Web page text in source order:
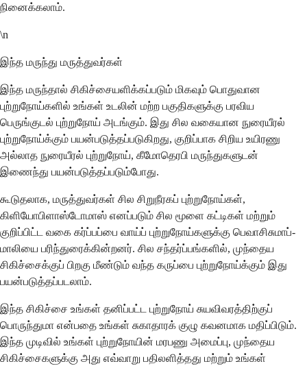
நினைக்கலாம்.
\n
இந்த மருந்து மருத்துவர்கள்
இந்த மருந்தால் சிகிச்சையளிக்கப்படும் மிகவும் பொதுவான
புற்றுநோய்களில் உங்கள் உடலின் மற்ற பகுதிகளுக்கு பரவிய
பெருங்குடல் புற்றுநோய் அடங்கும். இது சில வகையான நுரையீரல்
புற்றுநோய்க்கும் பயன்படுத்தப்படுகிறது, குறிப்பாக சிறிய உயிரணு
அல்லாத நுரையீரல் புற்றுநோய், கீமோதெரபி மருந்துகளுடன்
இணைந்து பயன்படுத்தப்படும்போது.
கூடுதலாக, மருத்துவர்கள் சில சிறுநீரகப் புற்றுநோய்கள்,
கிளியோபிளாஸ்டோமாஸ் எனப்படும் சில மூளை கட்டிகள் மற்றும்
குறிப்பிட்ட வகை கர்ப்பப்பை வாய்ப் புற்றுநோய்களுக்கு பெவாசிசுமாப்-
மாலியை பரிந்துரைக்கின்றனர். சில சந்தர்ப்பங்களில், முந்தைய
சிகிச்சைக்குப் பிறகு மீண்டும் வந்த கருப்பை புற்றுநோய்க்கும் இது
பயன்படுத்தப்படலாம்.
இந்த சிகிச்சை உங்கள் தனிப்பட்ட புற்றுநோய் சுயவிவரத்திற்குப்
பொருந்துமா என்பதை உங்கள் சுகாதாரக் குழு கவனமாக மதிப்பிடும்.
இந்த முடிவில் உங்கள் புற்றுநோயின் மரபணு அமைப்பு, முந்தைய
சிகிச்சைகளுக்கு அது எவ்வாறு பதிலளித்தது மற்றும் உங்கள்